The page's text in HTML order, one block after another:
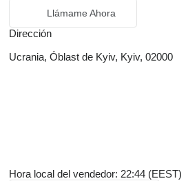
Llámame Ahora
Dirección
Ucrania, Óblast de Kyiv, Kyiv, 02000
Hora local del vendedor: 22:44 (EEST)